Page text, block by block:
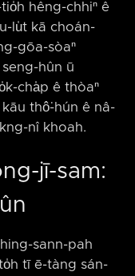
hêng-chhiⁿ ê
lu̍t kā choán-
gōa-sòaⁿ
hûn ū
cha̍p ê thòaⁿ
thô͘-hún ê nâ-
nî khoah.
jī-sam:
sann-pah
tī ē-tàng sán-